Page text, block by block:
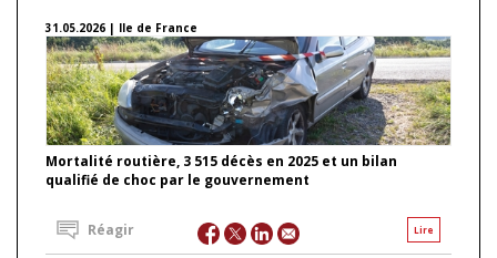
31.05.2026 | Ile de France
Mortalité routière, 3 515 décès en 2025 et un bilan
qualifié de choc par le gouvernement
Lire
Réagir